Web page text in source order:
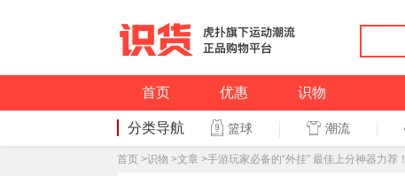
首页 优惠 识物
分类导航 篮球 潮流
首页 >识物 >文章 >手游玩家必备的“外挂” 最佳上分神器力荐！